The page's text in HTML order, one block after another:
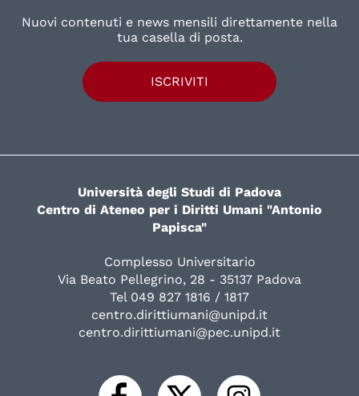
Nuovi contenuti e news mensili direttamente nella
tua casella di posta.
ISCRIVITI
Università degli Studi di Padova
Centro di Ateneo per i Diritti Umani "Antonio
Papisca"
Complesso Universitario
Via Beato Pellegrino, 28 - 35137 Padova
Tel 049 827 1816 / 1817
centro.dirittiumani@unipd.it
centro.dirittiumani@pec.unipd.it